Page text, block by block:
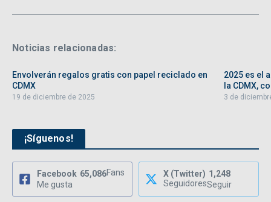
Noticias relacionadas:
Envolverán regalos gratis con papel reciclado en
CDMX
19 de diciembre de 2025
2025 es el
la CDMX,
3 de
¡Síguenos!
Facebook 65,086Fans
Me gusta
X (Twitter) 1,248
SeguidoresSeguir